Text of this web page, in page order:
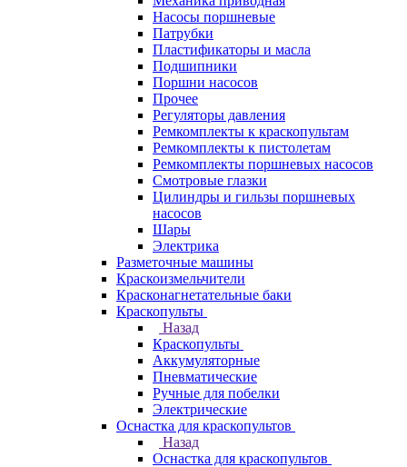
Насосы поршневые
Патрубки
Пластификаторы и масла
Подшипники
Поршни насосов
Прочее
Регуляторы давления
Ремкомплекты к краскопультам
Ремкомплекты к пистолетам
Ремкомплекты поршневых насосов
Смотровые глазки
Цилиндры и гильзы поршневых
насосов
Шары
Электрика
Разметочные машины
Краскоизмельчители
Красконагнетательные баки
Краскопульты
Назад
Краскопульты
Аккумуляторные
Пневматические
Ручные для побелки
Электрические
Оснастка для краскопультов
Назад
Оснастка для краскопультов